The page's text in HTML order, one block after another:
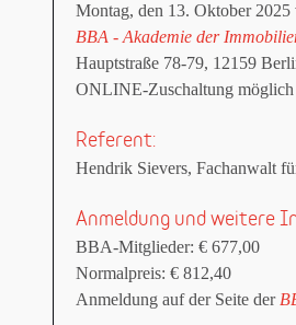
Montag, den 13. Oktober
BBA - Akademie der
Hauptstraße 78-79, 12159
ONLINE-Zuschaltung möglich
Referent:
Hendrik Sievers, Fachanwalt
Anmeldung und weitere
BBA-Mitglieder: € 677,00
Normalpreis: € 812,40
Anmeldung auf der Seite der